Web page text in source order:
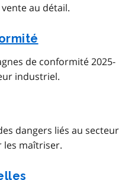
au détail.
de conformité 2025-
industriel.
dangers liés au secteur
les maîtriser.